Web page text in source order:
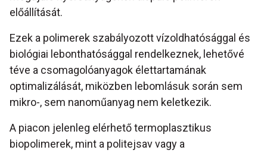
előállítását.
Ezek a polimerek szabályozott vízoldhatósággal és
biológiai lebonthatósággal rendelkeznek, lehetővé
téve a csomagolóanyagok élettartamának
optimalizálását, miközben lebomlásuk során sem
mikro-, sem nanoműanyag nem keletkezik.
A piacon jelenleg elérhető termoplasztikus
biopolimerek, mint a politejsav vagy a